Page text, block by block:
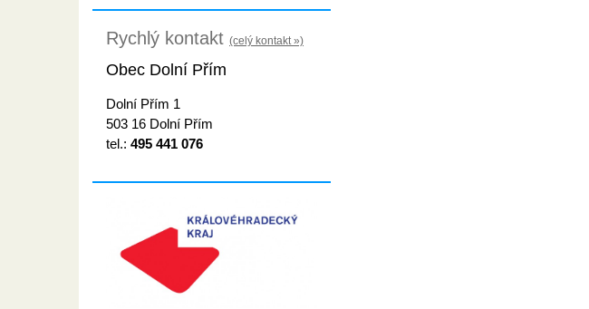
Rychlý kontakt (celý kontakt »)
Obec Dolní Přím
Dolní Přím 1
503 16 Dolní Přím
tel.: 495 441 076